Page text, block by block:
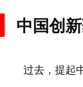
中国创
过去，提起